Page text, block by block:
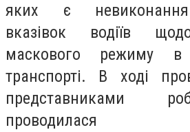
яких є
вказівок водіїв
маскового режиму в
транспорті. В ході
представниками
проводилася